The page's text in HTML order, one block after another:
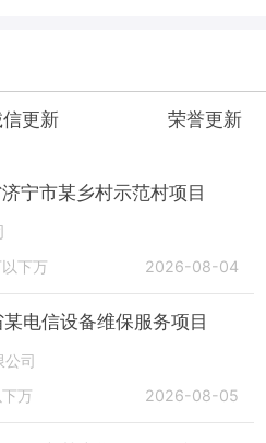
更新 荣誉更新
宁市某乡村示范村项目
下万 2026-08-04
电信设备维保服务项目
公司
万 2026-08-05